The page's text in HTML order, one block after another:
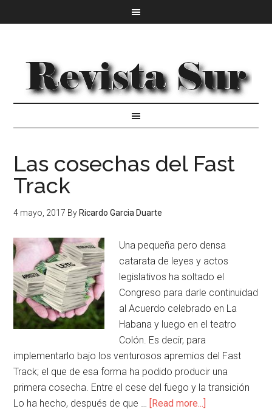
Las cosechas del Fast
Track
4 mayo, 2017 By Ricardo Garcia Duarte
Una pequeña pero densa
catarata de leyes y actos
legislativos ha soltado el
Congreso para darle continuidad
al Acuerdo celebrado en La
Habana y luego en el teatro
Colón. Es decir, para
implementarlo bajo los venturosos apremios del Fast
Track; el que de esa forma ha podido producir una
primera cosecha. Entre el cese del fuego y la transición
Lo ha hecho, después de que … [Read more...]